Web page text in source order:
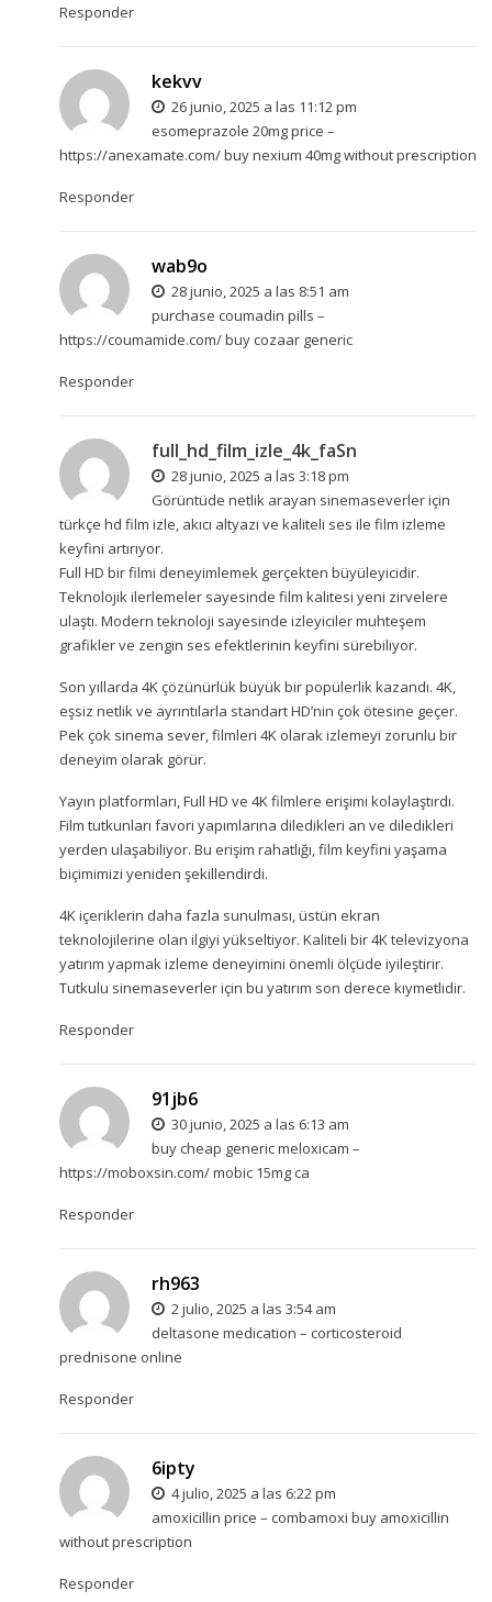
Responder
kekvv
26 junio, 2025 a las 11:12 pm
esomeprazole 20mg price –
https://anexamate.com/buy nexium 40mg without prescription
Responder
wab9o
28 junio, 2025 a las 8:51 am
purchase coumadin pills –
https://coumamide.com/buy cozaar generic
Responder
full_hd_film_izle_4k_faSn
28 junio, 2025 a las 3:18 pm
Görüntüde netlik arayan sinemaseverler için
türkçe hd film izle, akıcı altyazı ve kaliteli ses ile film izleme
keyfini artırıyor.
Full HD bir filmi deneyimlemek gerçekten büyüleyicidir.
Teknolojik ilerlemeler sayesinde film kalitesi yeni zirvelere
ulaştı. Modern teknoloji sayesinde izleyiciler muhteşem
grafikler ve zengin ses efektlerinin keyfini sürebiliyor.
Son yıllarda 4K çözünürlük büyük bir popülerlik kazandı. 4K,
eşsiz netlik ve ayrıntılarla standart HD’nin çok ötesine geçer.
Pek çok sinema sever, filmleri 4K olarak izlemeyi zorunlu bir
deneyim olarak görür.
Yayın platformları, Full HD ve 4K filmlere erişimi kolaylaştırdı.
Film tutkunları favori yapımlarına diledikleri an ve diledikleri
yerden ulaşabiliyor. Bu erişim rahatlığı, film keyfini yaşama
biçimimizi yeniden şekillendirdi.
4K içeriklerin daha fazla sunulması, üstün ekran
teknolojilerine olan ilgiyi yükseltiyor. Kaliteli bir 4K televizyona
yatırım yapmak izleme deneyimini önemli ölçüde iyileştirir.
Tutkulu sinemaseverler için bu yatırım son derece kıymetlidir.
Responder
91jb6
30 junio, 2025 a las 6:13 am
buy cheap generic meloxicam –
https://moboxsin.com/mobic 15mg ca
Responder
rh963
2 julio, 2025 a las 3:54 am
deltasone medication – corticosteroid
prednisone online
Responder
6ipty
4 julio, 2025 a las 6:22 pm
amoxicillin price – combamoxi buy amoxicillin
without prescription
Responder